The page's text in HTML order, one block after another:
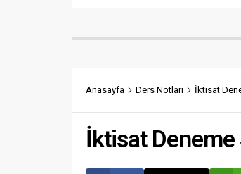
Anasayfa Ders Notları İktisat
İktisat Deneme